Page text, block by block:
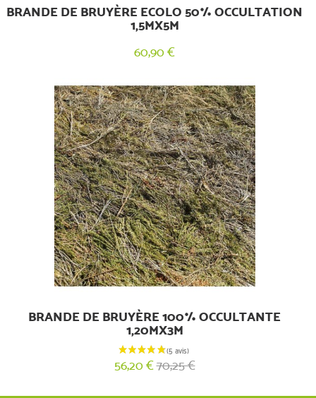
BRANDE DE BRUYÈRE ECOLO 50% OCCULTATION
1,5MX5M
60,90 €
BRANDE DE BRUYÈRE 100% OCCULTANTE
1,20MX3M
56,20 €70,25 €